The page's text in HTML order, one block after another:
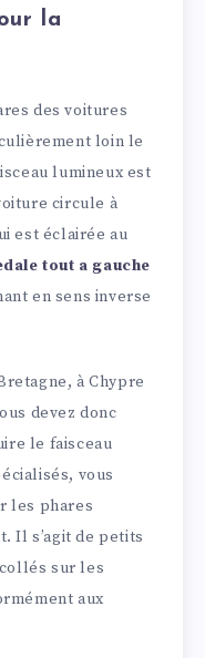
la
des voitures
loin le
lumineux est
circule à
est éclairée au
tout a gauche
en sens inverse
à Chypre
devez donc
le faisceau
vous
les phares
Il s’agit de petits
sur les
aux